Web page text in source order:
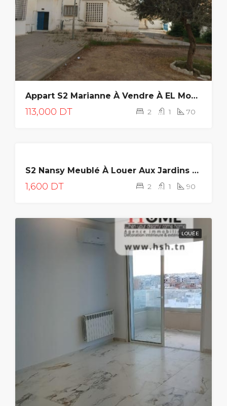
Appart S2 Marianne À Vendre À EL Mourouj 5
113,000 DT 2 1 70
LOUER
S2 Nansy Meublé À Louer Aux Jardins De L’Aouina
1,600 DT 2 1 90
LOUÉE